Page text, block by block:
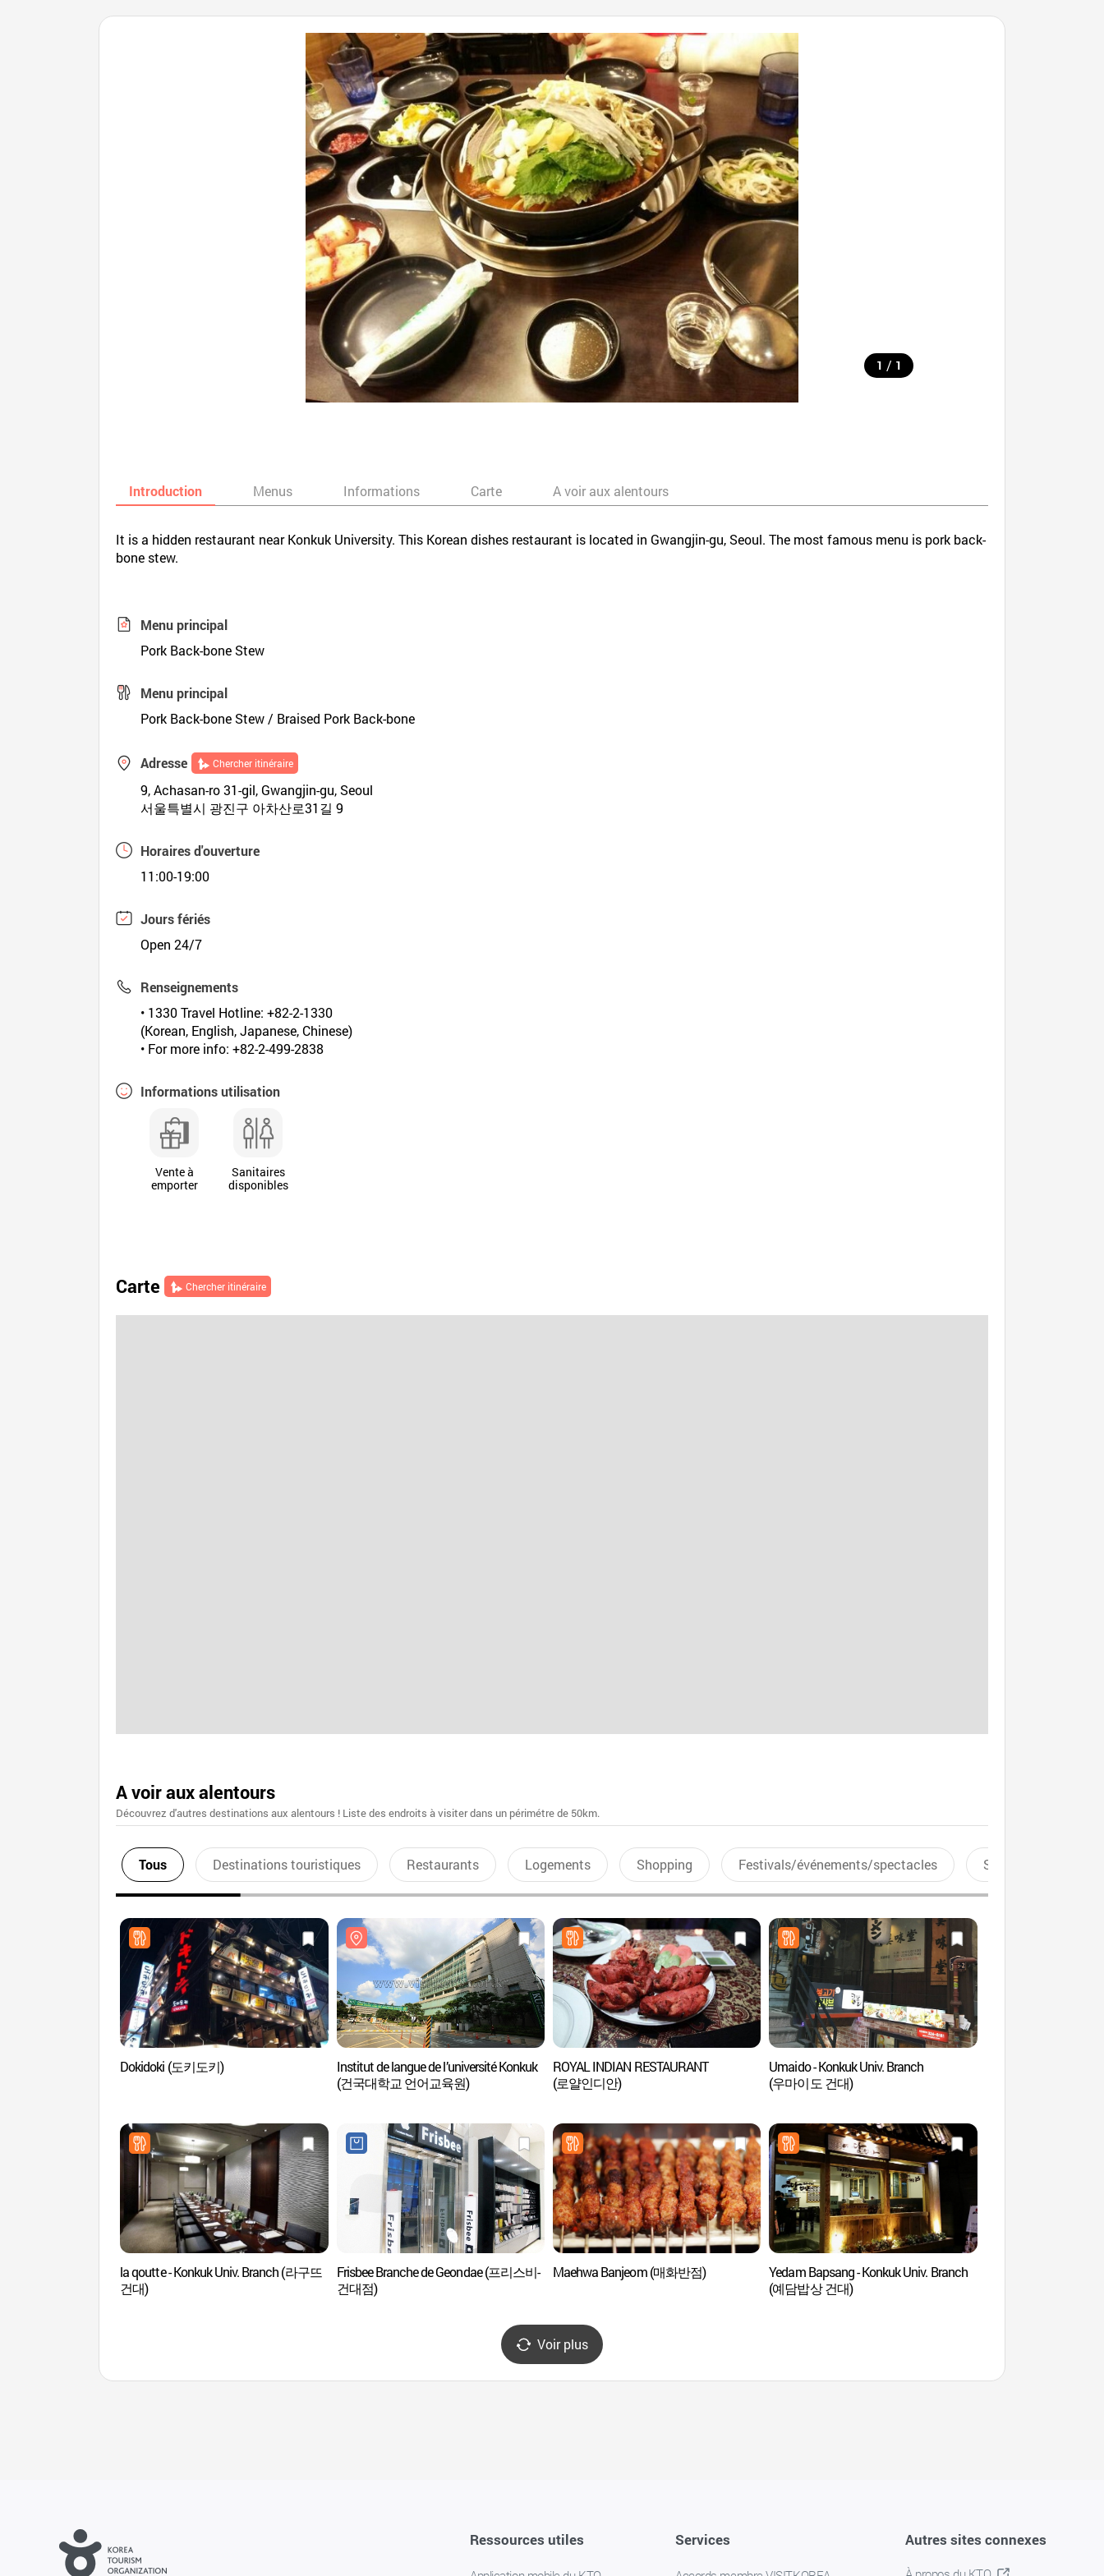
1 / 1
Introduction Menus Informations Carte A voir aux alentours
It is a hidden restaurant near Konkuk University. This Korean dishes restaurant is located in Gwangjin-gu, Seoul. The most famous menu is pork back-
bone stew.
Menu principal
Pork Back-bone Stew
Menu principal
Pork Back-bone Stew / Braised Pork Back-bone
Adresse Chercher itinéraire
9, Achasan-ro 31-gil, Gwangjin-gu, Seoul
서울특별시 광진구 아차산로31길 9
Horaires d'ouverture
11:00-19:00
Jours fériés
Open 24/7
Renseignements
• 1330 Travel Hotline: +82-2-1330
(Korean, English, Japanese, Chinese)
• For more info: +82-2-499-2838
Informations utilisation
Vente à
emporter
Sanitaires
disponibles
Carte Chercher itinéraire
A voir aux alentours
Découvrez d'autres destinations aux alentours ! Liste des endroits à visiter dans un périmétre de 50km.
Tous Destinations touristiques Restaurants Logements Shopping Festivals/événements/spectacles Sports aquatiques
Dokidoki (도키도키)
Institut de langue de l’université Konkuk
(건국대학교 언어교육원)
ROYAL INDIAN RESTAURANT
(로얄인디안)
Umaido - Konkuk Univ. Branch
(우마이도 건대)
la qoutte - Konkuk Univ. Branch (라구뜨
건대)
Frisbee Branche de Geondae (프리스비-
건대점)
Maehwa Banjeom (매화반점)
Yedam Bapsang - Konkuk Univ. Branch
(예담밥상 건대)
Voir plus
Ressources utiles Services Autres sites connexes